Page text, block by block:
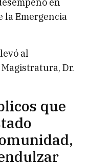
la Emergencia
al
Dr.
que